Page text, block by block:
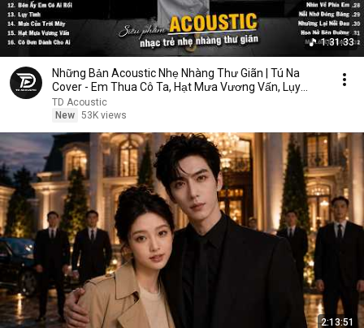
1:31:33
Những Bản Acoustic Nhẹ Nhàng Thư Giãn | Tú Na
Cover - Em Thua Cô Ta, Hạt Mưa Vương Vấn, Lụy
Tình
TD Acoustic
New 53K views
2:13:51